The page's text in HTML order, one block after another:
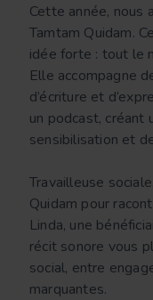
Cette année, nous
Tamtam Quidam.
idée forte : tout le
Elle accompagne
d’écriture et
un podcast, créant
sensibilisation et
Travailleuse
Quidam pour
Linda, une
récit sonore vous
social, entre
marquantes.